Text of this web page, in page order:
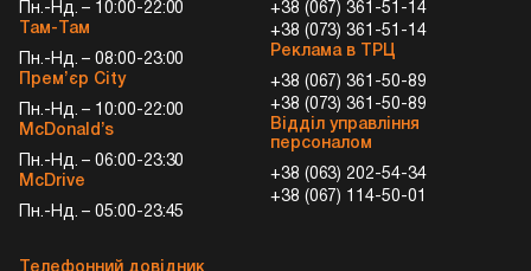
Пн.-Нд. – 10:00-22:00
Там-Там
Пн.-Нд. – 08:00-23:00
Прем’єр City
Пн.-Нд. – 10:00-22:00
McDonald’s
Пн.-Нд. – 06:00-23:30
McDrive
Пн.-Нд. – 05:00-23:45
+38 (067) 361-51-14
+38 (073) 361-51-14
Реклама в ТРЦ
+38 (067) 361-50-89
+38 (073) 361-50-89
Відділ управління
персоналом
+38 (063) 202-54-34
+38 (067) 114-50-01